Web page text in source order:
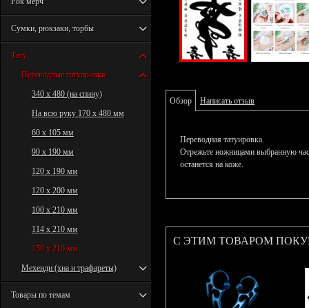
Сумки, рюкзаки, торбы
Тату
Переводные татуировки
340 х 480 (на спину)
На всю руку 170 х 480 мм
60 х 105 мм
90 х 190 мм
120 х 190 мм
120 х 200 мм
100 х 210 мм
114 х 210 мм
150 х 210 мм
Мехенди (хна и трафареты)
Товары по темам
Обзор Написать отзыв
Переводная татуировка.
Отрежьте ножницами выбранную
останется на коже.
С ЭТИМ ТОВАРОМ